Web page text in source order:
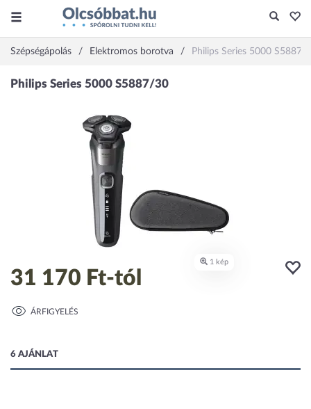
Szépségápolás Elektromos borotva Philips Series 5000 S5887/
31 170 Ft-tól
ÁRFIGYELÉS
6 AJÁNLAT